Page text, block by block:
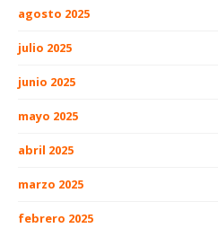
agosto 2025
julio 2025
junio 2025
mayo 2025
abril 2025
marzo 2025
febrero 2025